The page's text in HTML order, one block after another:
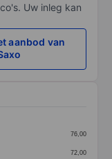
Uw inleg kan
aanbod van
72,00
76,00